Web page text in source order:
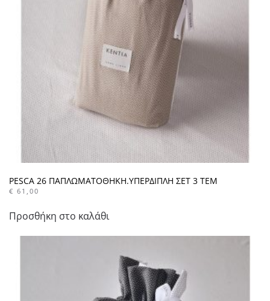
PESCA 26 ΠΑΠΛΩΜΑΤΟΘΗΚΗ.ΥΠΕΡΔΙΠΛΗ ΣΕΤ 3 ΤΕΜ
€ 61,00
Προσθήκη στο καλάθι